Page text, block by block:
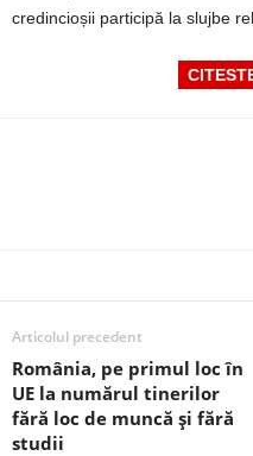
credincioșii participă la slujbe
Articolul precedent
România, pe primul loc în
UE la numărul tinerilor
fără loc de muncă și fără
studii